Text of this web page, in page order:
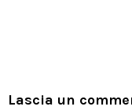
Lascia un